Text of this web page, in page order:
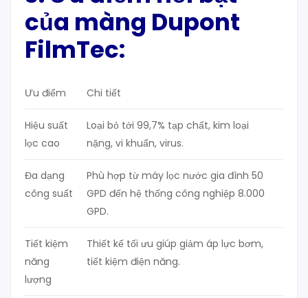
của màng Dupont
FilmTec:
Ưu điểm Chi tiết
Hiệu suất
lọc cao
Loại bỏ tới 99,7% tạp chất, kim loại
nặng, vi khuẩn, virus.
Đa dạng
công suất
Phù hợp từ máy lọc nước gia đình 50
GPD đến hệ thống công nghiệp 8.000
GPD.
Tiết kiệm
năng
lượng
Thiết kế tối ưu giúp giảm áp lực bơm,
tiết kiệm điện năng.